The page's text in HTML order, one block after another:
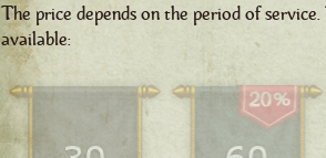
The price depends on the period of
available: